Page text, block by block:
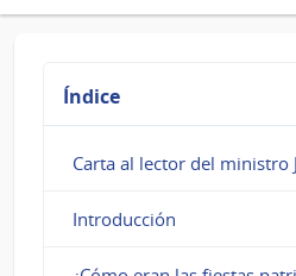
Índice
Carta al lector del ministro
Introducción